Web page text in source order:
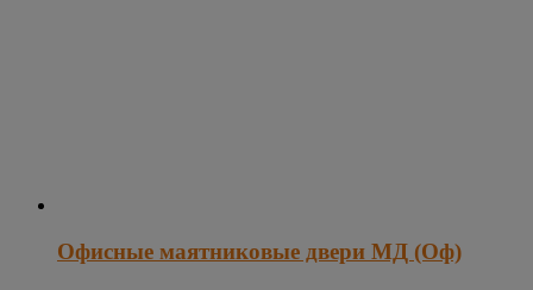
Офисные маятниковые двери МД (Оф)